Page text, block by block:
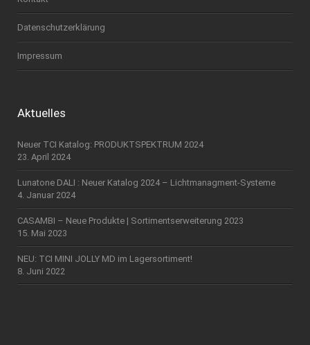
Datenschutzerklärung
Impressum
Aktuelles
Neuer TCI Katalog: PRODUKTSPEKTRUM 2024
23. April 2024
Lunatone DALI : Neuer Katalog 2024 – Lichtmanagment-Systeme
4. Januar 2024
CASAMBI – Neue Produkte | Sortimentserweiterung 2023
15. Mai 2023
NEU: TCI MINI JOLLY MD im Lagersortiment!
8. Juni 2022